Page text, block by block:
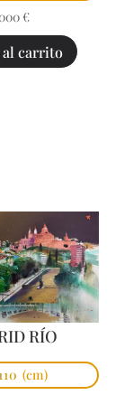
€
al carrito
RÍO
(cm)